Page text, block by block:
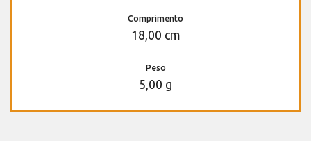
Comprimento
18,00 cm
Peso
5,00 g